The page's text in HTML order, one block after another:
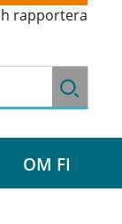
rapportera
OM FI